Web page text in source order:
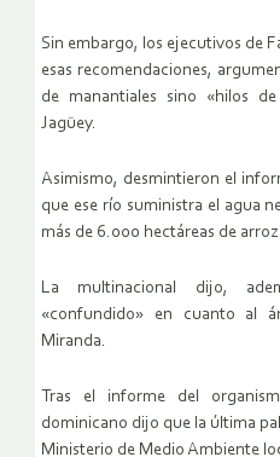
Sin embargo, los ejecutivos de
esas recomendaciones,
de manantiales sino «hilos
Jagüey.
Asimismo, desmintieron el
que ese río suministra el agua
más de 6.000 hectáreas de arroz.
La multinacional dijo,
«confundido» en cuanto al
Miranda.
Tras el informe del
dominicano dijo que la última
Ministerio de Medio Ambiente